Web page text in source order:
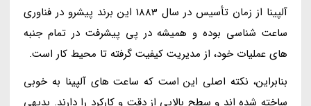
آلپینا از زمان تأسیس در سال 1883 این برند پیشرو در فناوری
ساعت شناسی بوده و همیشه در پی پیشرفت در تمام جنبه
های عملیات خود، از مدیریت کیفیت گرفته تا محیط کار است.
بنابراین، نکته اصلی این است که ساعت های آلپینا به خوبی
ساخته شده اند و سطح بالایی از دقت و کارکرد را دارند. بدیهی